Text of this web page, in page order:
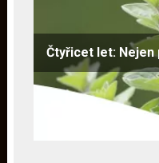
Čtyřicet let: